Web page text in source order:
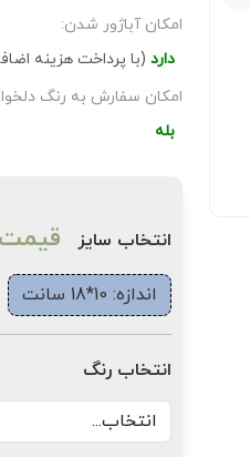
امکان آباژور شدن:
دارد (با پرداخت هزینه
امکان سفارش به رنگ
بله
انتخاب سایز قیمت این
اندازه: 10*18 سانت
انتخاب رنگ